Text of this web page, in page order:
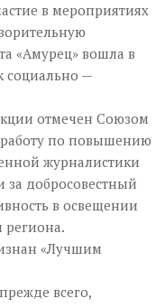
в мероприятиях
«Амурец» вошла в
социально —
отмечен Союзом
работу по повышению
журналистики
за добросовестный
в освещении
«Лучшим
всего,